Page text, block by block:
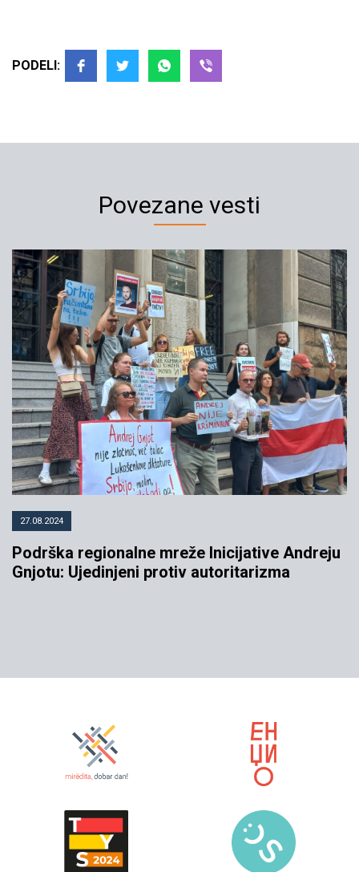
Podrška novinaru Peru Jovoviću
16.10.2021 YIHR
PODELI:
Povezane vesti
27.08.2024
Podrška regionalne mreže Inicijative Andreju
Gnjotu: Ujedinjeni protiv autoritarizma